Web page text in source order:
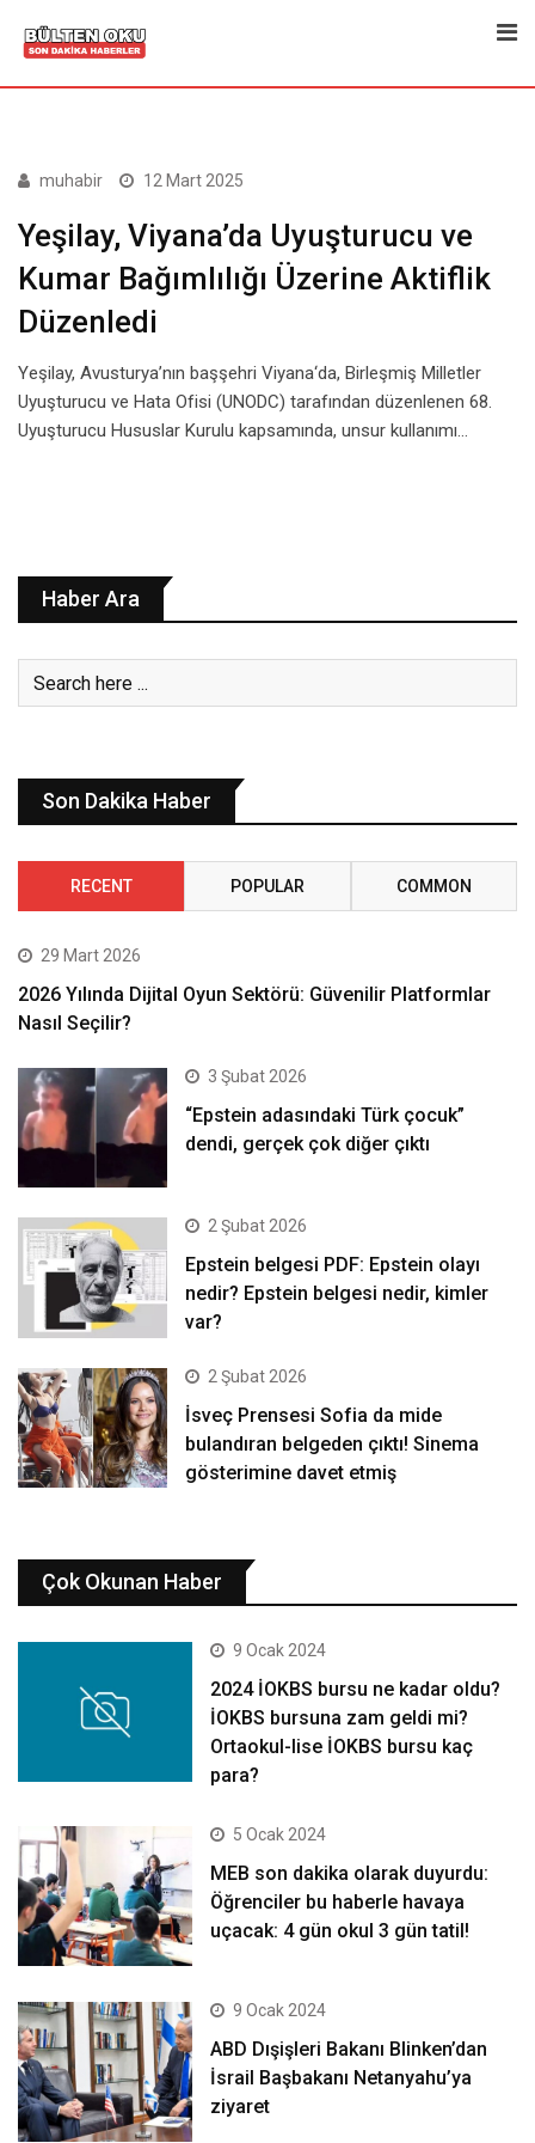
muhabir 12 Mart 2025
Yeşilay, Viyana’da Uyuşturucu ve
Kumar Bağımlılığı Üzerine Aktiflik
Düzenledi
Yeşilay, Avusturya’nın başşehri Viyana‘da, Birleşmiş Milletler
Uyuşturucu ve Hata Ofisi (UNODC) tarafından düzenlenen 68.
Uyuşturucu Hususlar Kurulu kapsamında, unsur kullanımı…
Haber Ara
Son Dakika Haber
RECENT POPULAR COMMON
29 Mart 2026
2026 Yılında Dijital Oyun Sektörü: Güvenilir Platformlar
Nasıl Seçilir?
3 Şubat 2026
“Epstein adasındaki Türk çocuk”
dendi, gerçek çok diğer çıktı
2 Şubat 2026
Epstein belgesi PDF: Epstein olayı
nedir? Epstein belgesi nedir, kimler
var?
2 Şubat 2026
İsveç Prensesi Sofia da mide
bulandıran belgeden çıktı! Sinema
gösterimine davet etmiş
Çok Okunan Haber
9 Ocak 2024
2024 İOKBS bursu ne kadar oldu?
İOKBS bursuna zam geldi mi?
Ortaokul-lise İOKBS bursu kaç
para?
5 Ocak 2024
MEB son dakika olarak duyurdu:
Öğrenciler bu haberle havaya
uçacak: 4 gün okul 3 gün tatil!
9 Ocak 2024
ABD Dışişleri Bakanı Blinken’dan
İsrail Başbakanı Netanyahu’ya
ziyaret